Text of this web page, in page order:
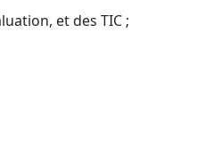
et des TIC ;